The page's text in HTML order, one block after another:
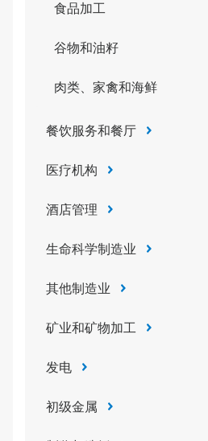
食品加工
谷物和油籽
肉类、家禽和海鲜
餐饮服务和餐厅
医疗机构
酒店管理
生命科学制造业
其他制造业
矿业和矿物加工
发电
初级金属